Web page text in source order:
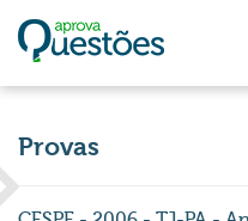
Provas